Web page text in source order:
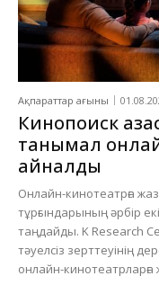
Ақпараттар ағыны
Кинопоиск
танымал
айналды
Онлайн-кинотеатрға
тұрғындарының әрбір
таңдайды. K Research
тәуелсіз зерттеуінің
онлайн-кинотеатрларға